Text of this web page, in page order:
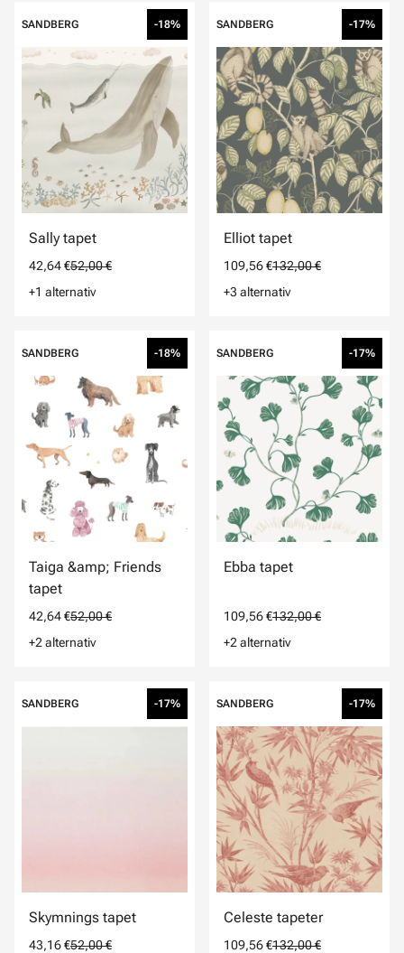
SANDBERG -18%
Sally tapet
42,64 €52,00 €
+1 alternativ
SANDBERG -17%
Elliot tapet
109,56 €132,00 €
+3 alternativ
SANDBERG -18%
Taiga &amp; Friends
tapet
42,64 €52,00 €
+2 alternativ
SANDBERG -17%
Ebba tapet
109,56 €132,00 €
+2 alternativ
SANDBERG -17%
Skymnings tapet
43,16 €52,00 €
SANDBERG -17%
Celeste tapeter
109,56 €132,00 €